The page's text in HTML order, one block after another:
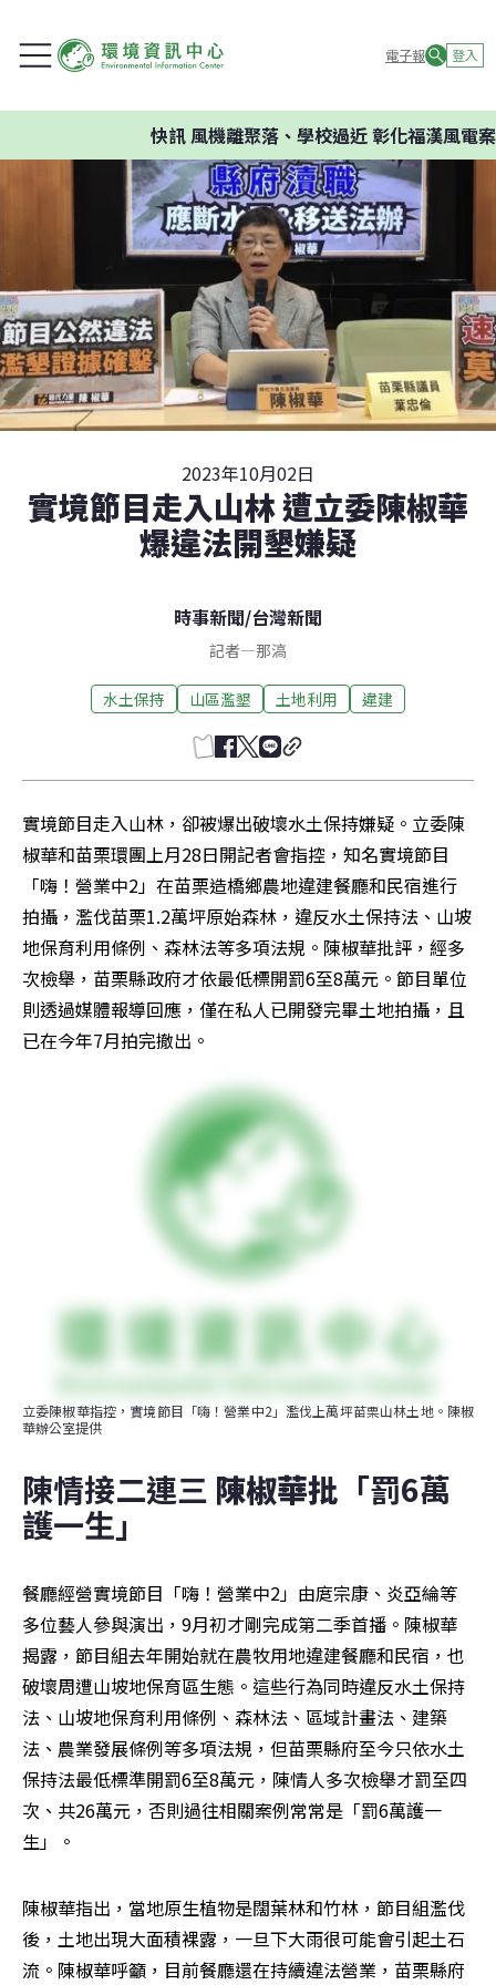
電子報 登入
風機離聚落、學校過近 彰化福漢風電案環委
2023年10月02日
實境節目走入山林 遭立委陳椒華
爆違法開墾嫌疑
時事新聞/台灣新聞
記者—那滈
水土保持 山區濫墾 土地利用 違建
實境節目走入山林，卻被爆出破壞水土保持嫌疑。立委陳
椒華和苗栗環團上月28日開記者會指控，知名實境節目
「嗨！營業中2」在苗栗造橋鄉農地違建餐廳和民宿進行
拍攝，濫伐苗栗1.2萬坪原始森林，違反水土保持法、山坡
地保育利用條例、森林法等多項法規。陳椒華批評，經多
次檢舉，苗栗縣政府才依最低標開罰6至8萬元。節目單位
則透過媒體報導回應，僅在私人已開發完畢土地拍攝，且
已在今年7月拍完撤出。
立委陳椒華指控，實境節目「嗨！營業中2」濫伐上萬坪苗栗山林土地。陳椒
華辦公室提供
陳情接二連三 陳椒華批 「罰6萬
護一生」
餐廳經營實境節目「嗨！營業中2」由庹宗康、炎亞綸等
多位藝人參與演出，9月初才剛完成第二季首播。陳椒華
揭露，節目組去年開始就在農牧用地違建餐廳和民宿，也
破壞周遭山坡地保育區生態。這些行為同時違反水土保持
法、山坡地保育利用條例、森林法、區域計畫法、建築
法、農業發展條例等多項法規，但苗栗縣府至今只依水土
保持法最低標準開罰6至8萬元，陳情人多次檢舉才罰至四
次、共26萬元，否則過往相關案例常常是「罰6萬護一
生」。
陳椒華指出，當地原生植物是闊葉林和竹林，節目組濫伐
後，土地出現大面積裸露，一旦下大雨很可能會引起土石
流。陳椒華呼籲，目前餐廳還在持續違法營業，苗栗縣府